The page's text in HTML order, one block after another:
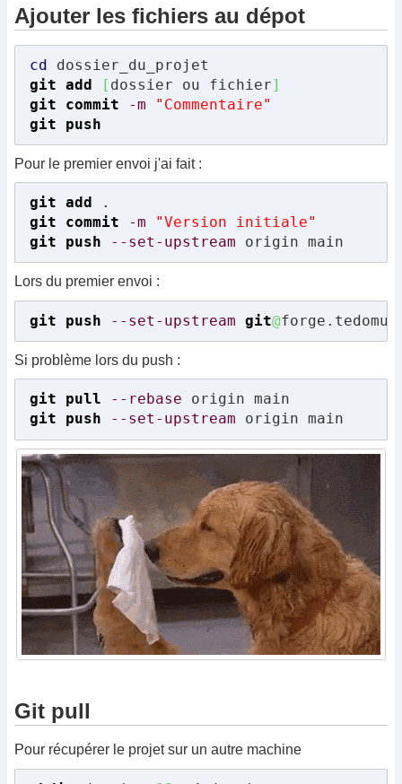
Ajouter les fichiers au dépot
cd
git add
[ dossier ou fichier]
git commit
-m
"Commentaire"
git push
Pour le premier envoi j'ai fait :
git add
git commit
-m
"Version initiale"
git push
--set-upstream origin main
Lors du premier envoi :
git push --set-upstream git@
Si problème lors du push :
git pull --rebase
git push
--set-upstream origin main
Git pull
Pour récupérer le projet sur un autre machine